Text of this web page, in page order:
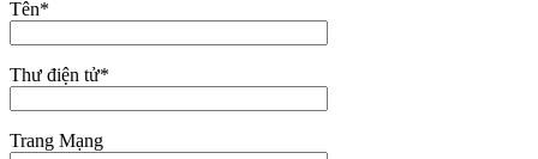
Tên*
Thư điện tử*
Trang Mạng